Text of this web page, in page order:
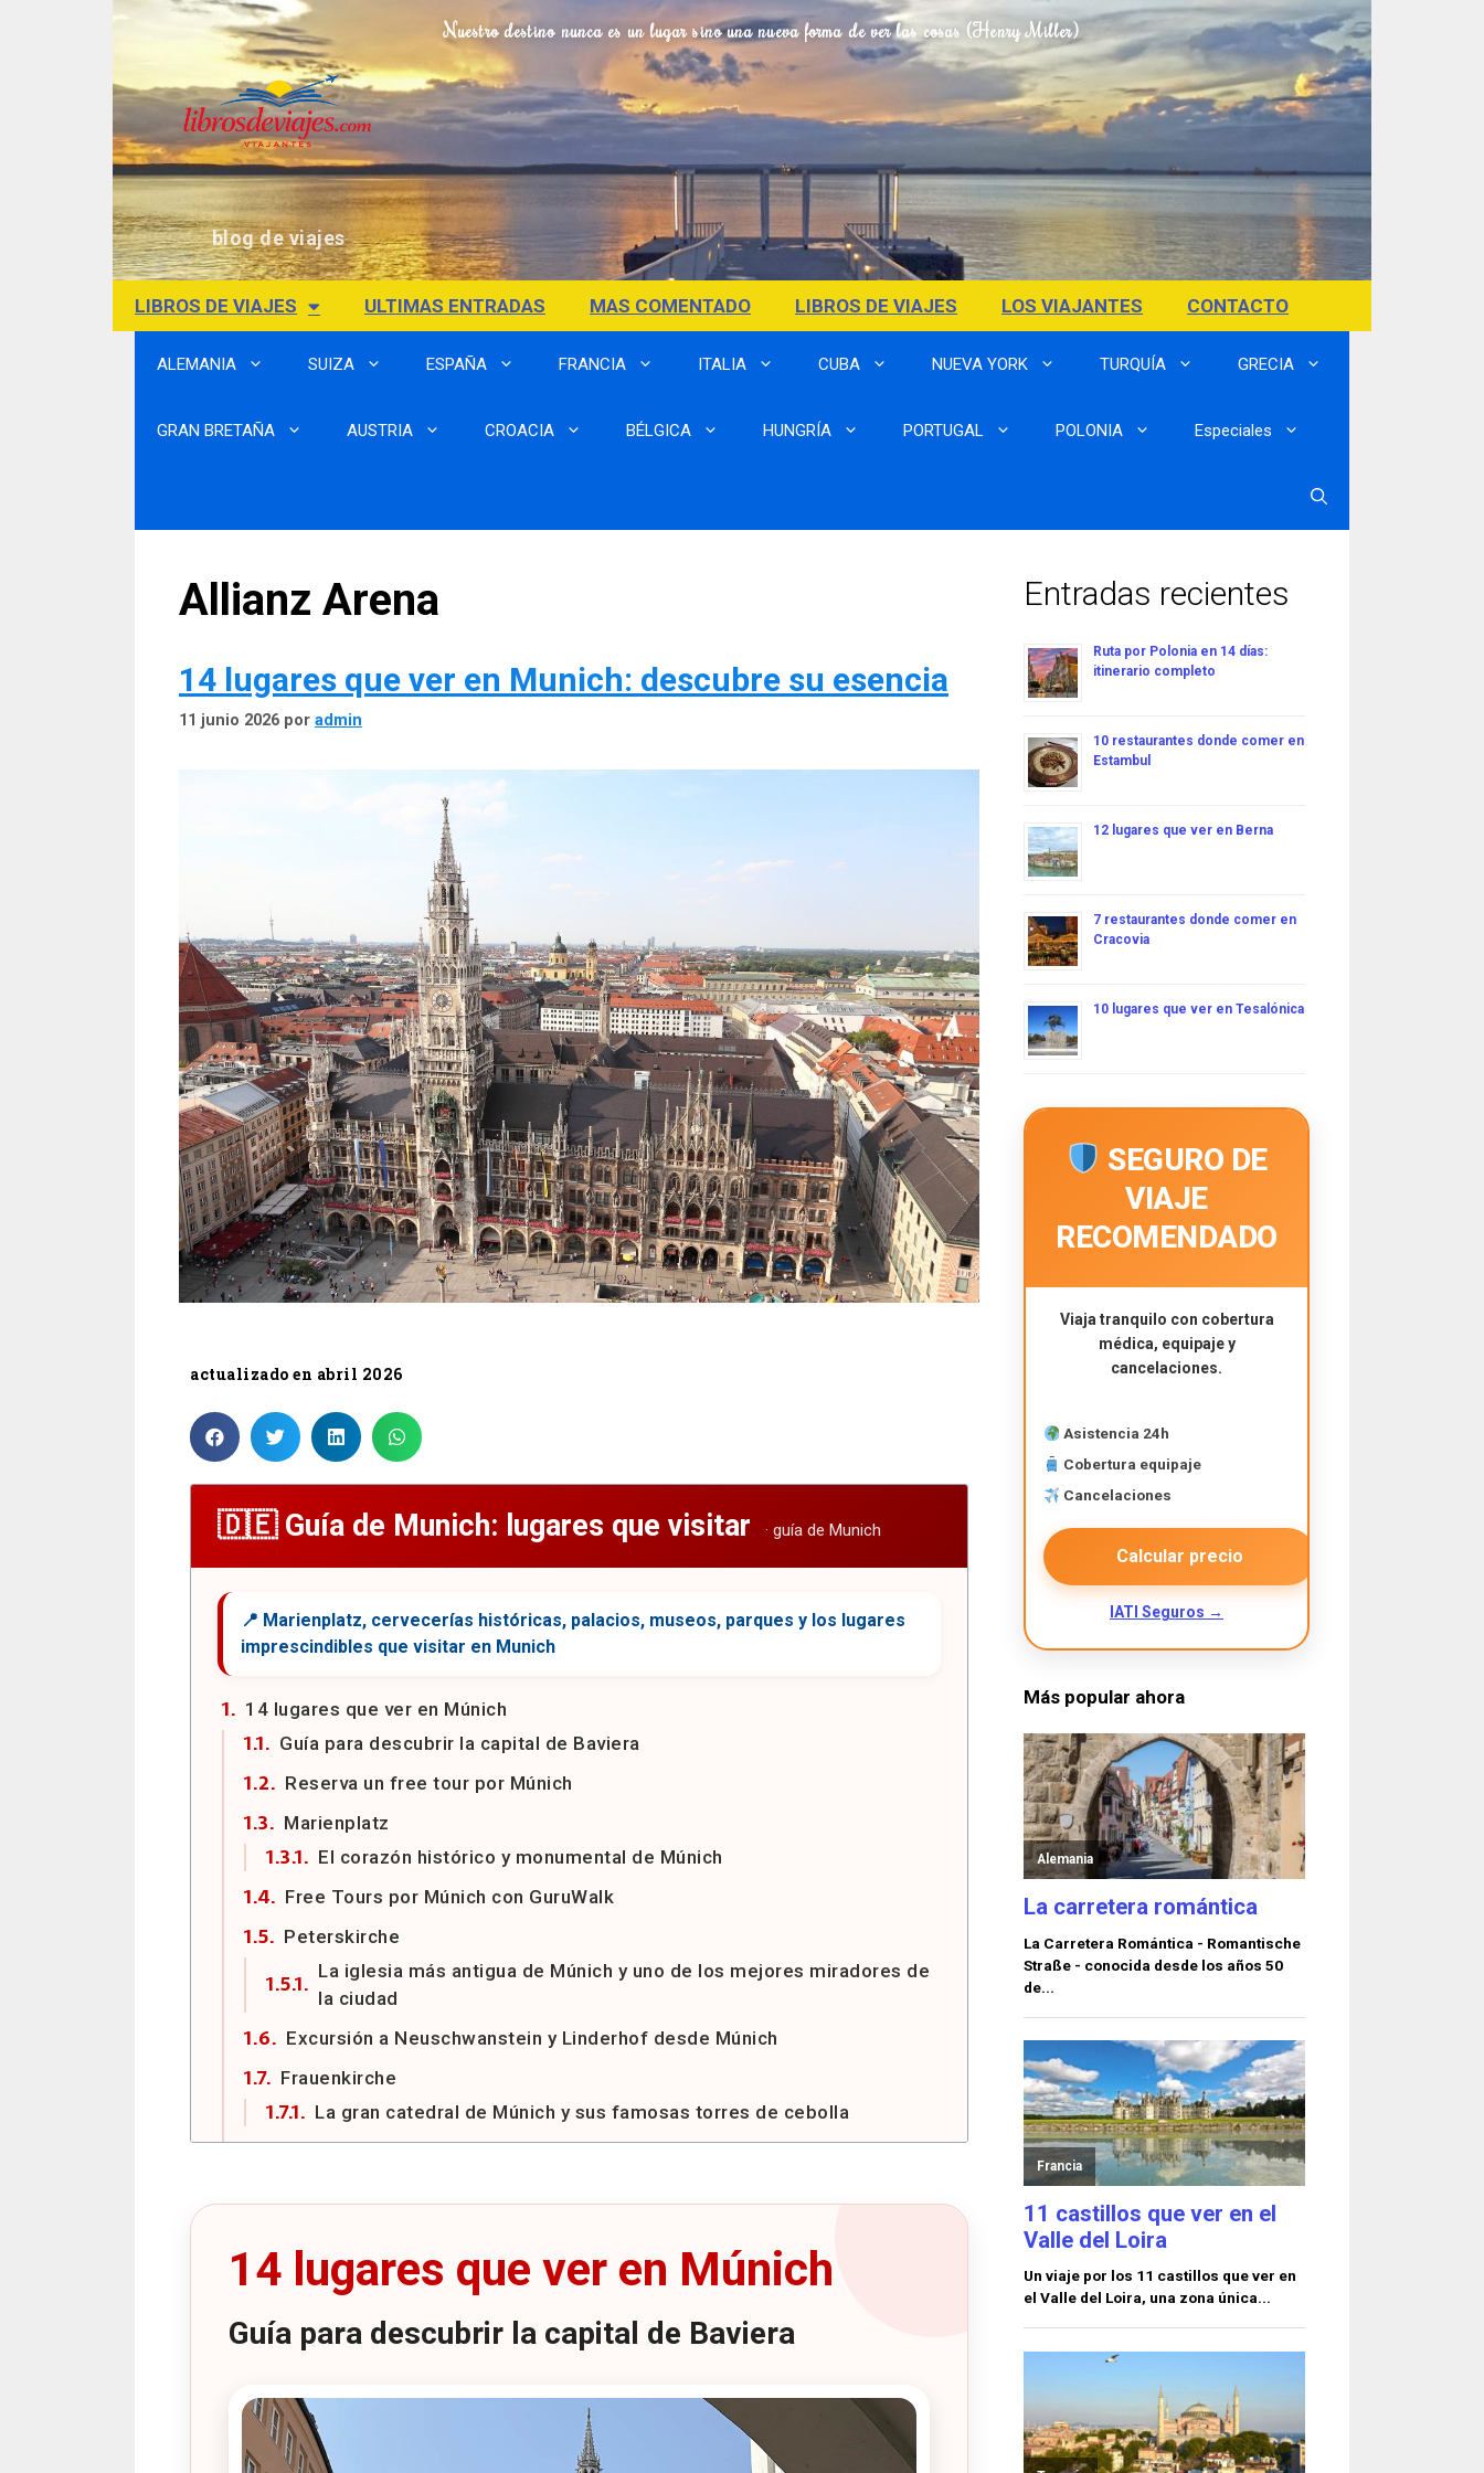
blog de viajes
Nuestro destino nunca es un lugar sino una nueva forma de ver las cosas (Henry Miller)
LIBROS DE VIAJES ULTIMAS ENTRADAS MAS COMENTADO LIBROS DE VIAJES LOS VIAJANTES CONTACTO
ALEMANIA SUIZA ESPAÑA FRANCIA ITALIA CUBA NUEVA YORK TURQUÍA GRECIA
GRAN BRETAÑA AUSTRIA CROACIA BÉLGICA HUNGRÍA PORTUGAL POLONIA Especiales
Allianz Arena
14 lugares que ver en Munich: descubre su esencia
11 junio 2026 por admin
actualizado en abril 2026
Guía de Munich: lugares que visitar
14 lugares que ver en Múnich
Guía para descubrir la capital de Baviera
Reserva un free tour por Múnich
Marienplatz
El corazón histórico y monumental de Múnich
Free Tours por Múnich con GuruWalk
Peterskirche
La iglesia más antigua de Múnich y uno de los mejores miradores de
la ciudad
Excursión a Neuschwanstein y Linderhof desde Múnich
Frauenkirche
La gran catedral de Múnich y sus famosas torres de cebolla
El impresionante palacio de los reyes de Baviera
Siegestor
Feldherrnhalle
El gran legado de los Juegos Olímpicos de Múnich 1972
Deutsches Museum
14 lugares que ver en Múnich
Guía para descubrir la capital de Baviera
Entradas recientes
Ruta por Polonia en 14 días:
itinerario completo
10 restaurantes donde comer en
Estambul
12 lugares que ver en Berna
7 restaurantes donde comer en
Cracovia
10 lugares que ver en Tesalónica
SEGURO DE
VIAJE
RECOMENDADO
Viaja tranquilo con cobertura
médica, equipaje y
cancelaciones.
Asistencia 24h
Cobertura equipaje
Cancelaciones
Calcular precio
IATI Seguros →
Más popular ahora